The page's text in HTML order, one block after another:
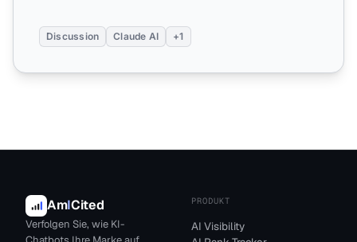
Discussion Claude AI +1
AmICited
Verfolgen Sie, wie KI-
PRODUKT
AI Visibility